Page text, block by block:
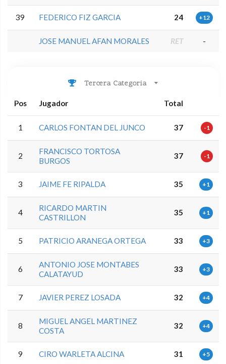
39 FEDERICO FIZ GARCIA 24 +12
JOSE MANUEL AFAN MORALES RET -
Tercera Categoria
Pos Jugador Total
1 CARLOS FONTAN DEL JUNCO 37 -1
2
FRANCISCO TORTOSA
BURGOS
37 -1
3 JAIME FE RIPALDA 35 +1
4
RICARDO MARTIN
CASTRILLON
35 +1
5 PATRICIO ARANEGA ORTEGA 33 +3
6
ANTONIO JOSE MONTABES
CALATAYUD
33 +3
7 JAVIER PEREZ LOSADA 32 +4
8
MIGUEL ANGEL MARTINEZ
COSTA
32 +4
9 CIRO WARLETA ALCINA 31 +5